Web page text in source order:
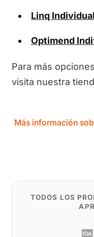
Linq Individual
Optimend
Para más
visita nuestra
Más información
TODOS LOS